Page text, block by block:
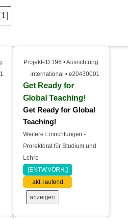
Projekt-ID:196 • Ausrichtung:
international • e20430001
Get Ready for
Global Teaching!
Get Ready for Global
Teaching!
Weitere Einrichtungen -
Prorektorat für Studium und
Lehre
[ENTW.VORH.]
akt. laufend
anzeigen